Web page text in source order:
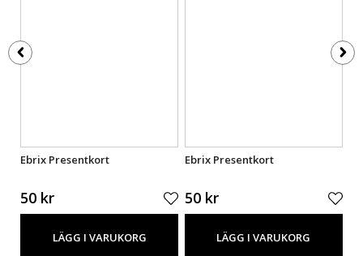
Ebrix Presentkort
50 kr
LÄGG I VARUKORG
Ebrix Presentkort
50 kr
LÄGG I VARUKORG